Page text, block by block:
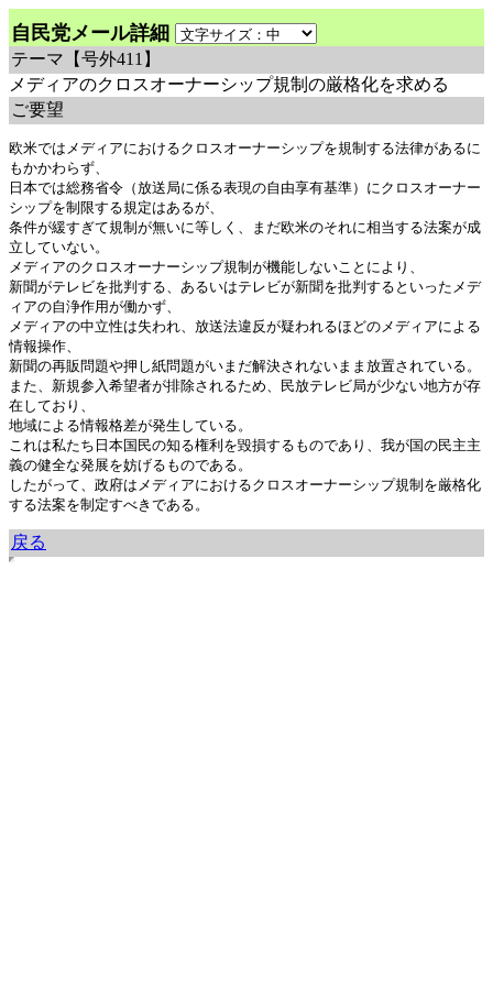
自民党メール詳細
テーマ 【号外411】
メディアのクロスオーナーシップ規制の厳格化を求める
ご要望
欧米ではメディアにおけるクロスオーナーシップを規制する法律があるに
もかかわらず、
日本では総務省令（放送局に係る表現の自由享有基準）にクロスオーナー
シップを制限する規定はあるが、
条件が緩すぎて規制が無いに等しく、まだ欧米のそれに相当する法案が成
立していない。
メディアのクロスオーナーシップ規制が機能しないことにより、
新聞がテレビを批判する、あるいはテレビが新聞を批判するといったメデ
ィアの自浄作用が働かず、
メディアの中立性は失われ、放送法違反が疑われるほどのメディアによる
情報操作、
新聞の再販問題や押し紙問題がいまだ解決されないまま放置されている。
また、新規参入希望者が排除されるため、民放テレビ局が少ない地方が存
在しており、
地域による情報格差が発生している。
これは私たち日本国民の知る権利を毀損するものであり、我が国の民主主
義の健全な発展を妨げるものである。
したがって、政府はメディアにおけるクロスオーナーシップ規制を厳格化
する法案を制定すべきである。
戻る